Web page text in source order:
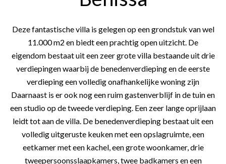
Deze fantastische villa is gelegen op een grondstuk van wel
11.000 m2 en biedt een prachtig open uitzicht. De
eigendom bestaat uit een zeer grote villa bestaande uit drie
verdiepingen waarbij de benedenverdieping en de eerste
verdieping een volledig onafhankelijke woning zijn
Daarnaast is er ook nog een ruim gastenverblijf in de tuin en
een studio op de tweede verdieping. Een zeer lange oprijlaan
leidt tot aan de villa. De benedenverdieping bestaat uit een
volledig uitgeruste keuken met een opslagruimte, een
eetkamer met een kachel, een grote woonkamer, drie
tweepersoonsslaapkamers, twee badkamers en een